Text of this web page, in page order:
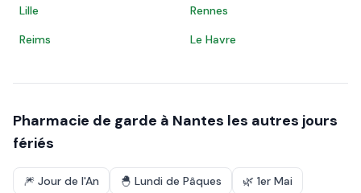
Lille
Rennes
Reims
Le Havre
Pharmacie de garde à Nantes les autres jours
fériés
🎆 Jour de l'An 🐣 Lundi de Pâques 🌿 1er Mai